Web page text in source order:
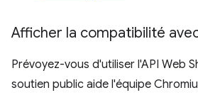
Afficher la compatibilité
Prévoyez-vous d'utiliser l'API Web
soutien public aide l'équipe